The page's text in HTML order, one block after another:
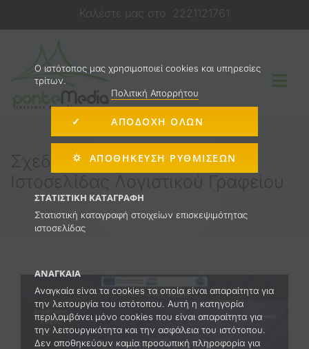
Καλέστε μας στο 2221121761
Κατασκευή Ιστοσελίδας
Διαφήμιση στο Internet
Υπηρεσίες
Portfolio
Σχεδιασμός & Κατασκευή
O ιστότοπος μας χρησιμοποιεί cookies και υπηρεσίες
τρίτων.
✓ ΑΠΟΔΟΧΗ ΟΛΩΝ
Πολιτική Απορρήτου
⛭ ΑΠΟΘΉΚΕΥΣΗ ΡΥΘΜΊΣΕΩΝ
ΣΤΑΤΙΣΤΙΚΉ ΚΑΤΑΓΡΑΦΉ
Στατιστική καταγραφή στοιχείων επισκεψιμότητας
ιστοσελίδας
ΑΝΑΓΚΑΊΑ
Αναγκαία είναι τα cookies τα οποία είναι απαραίτητα για
την λειτουργία του ιστότοπου. Αυτή η κατηγορία
περιλαμβάνει μόνο cookies που είναι απαραίτητα για
την λειτουργικότητα και την ασφάλεια του ιστότοπου.
Δεν αποθηκεύουν καμία προσωπική πληροφορία για